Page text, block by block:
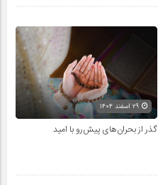
گذر از بحران‌های پیش‌رو با امید